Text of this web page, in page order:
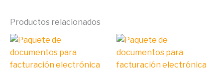
Productos relacionados